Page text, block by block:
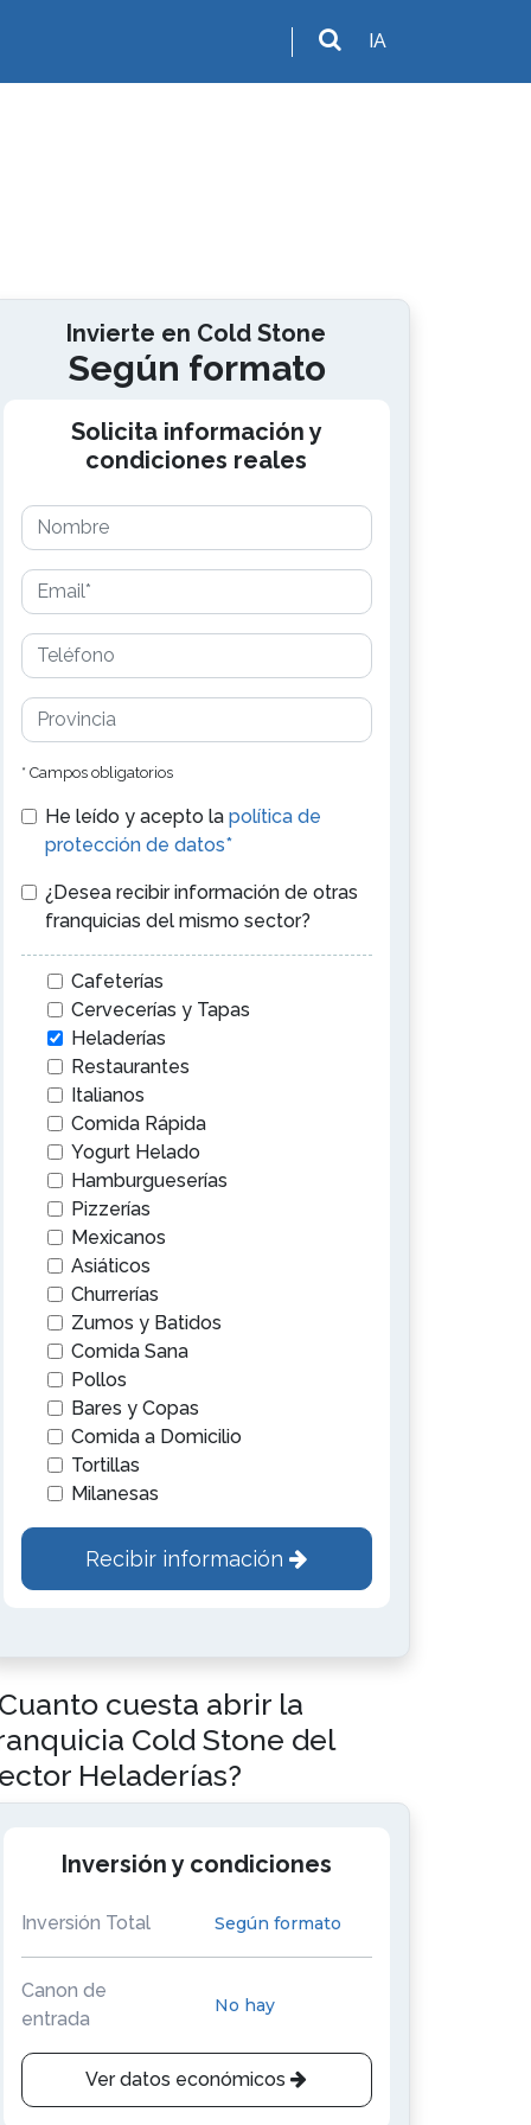
IA
Invierte en Cold Stone
Según formato
Solicita información y
condiciones reales
* Campos obligatorios
He leído y acepto la política de
protección de datos*
¿Desea recibir información de otras
franquicias del mismo sector?
Cafeterías
Cervecerías y Tapas
Heladerías
Restaurantes
Italianos
Comida Rápida
Yogurt Helado
Hamburgueserías
Pizzerías
Mexicanos
Asiáticos
Churrerías
Zumos y Batidos
Comida Sana
Pollos
Bares y Copas
Comida a Domicilio
Tortillas
Milanesas
Recibir información
cuesta abrir la
Cold Stone del
Heladerías?
Inversión y condiciones
Inversión Total Según formato
Canon de
entrada
No hay
Ver datos económicos